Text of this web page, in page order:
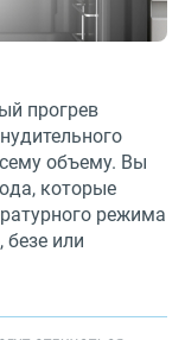
прогрев
объему. Вы
которые
режима
или